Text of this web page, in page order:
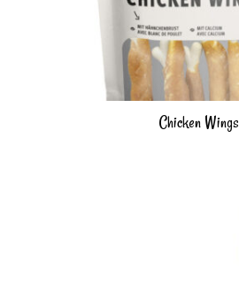
Chicken Wings